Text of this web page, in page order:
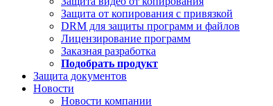
Защита от копирования с привязкой
DRM для защиты программ и файлов
Лицензирование программ
Заказная разработка
Подобрать продукт
Защита документов
Новости
Новости компании